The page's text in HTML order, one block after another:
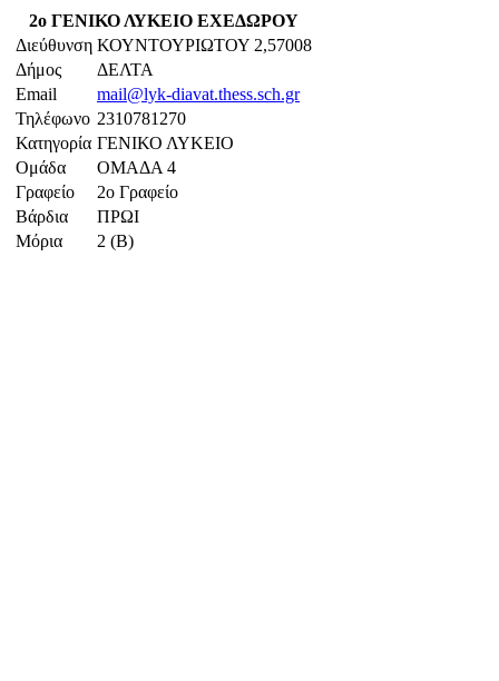
2ο ΓΕΝΙΚΟ ΛΥΚΕΙΟ ΕΧΕΔΩΡΟΥ
Διεύθυνση ΚΟΥΝΤΟΥΡΙΩΤΟΥ 2,57008
Δήμος
ΔΕΛΤΑ
Email
mail@lyk-diavat.thess.sch.gr
Τηλέφωνο 2310781270
Κατηγορία ΓΕΝΙΚΟ ΛΥΚΕΙΟ
Ομάδα
ΟΜΑΔΑ 4
Γραφείο
2ο Γραφείο
Βάρδια
ΠΡΩΙ
Μόρια
2 (Β)